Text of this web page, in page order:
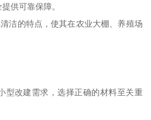
供可靠保障。
洁的特点，使其在农业大棚、养殖场
型改建需求，选择正确的材料至关重